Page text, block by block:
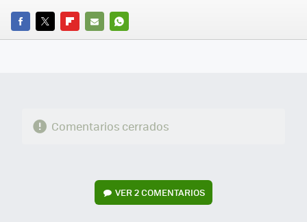
FACEBOOK
TWITTERFLIPBOARD
E-
WHATSAPP
Comentarios cerrados
VER2 COMENTARIOS